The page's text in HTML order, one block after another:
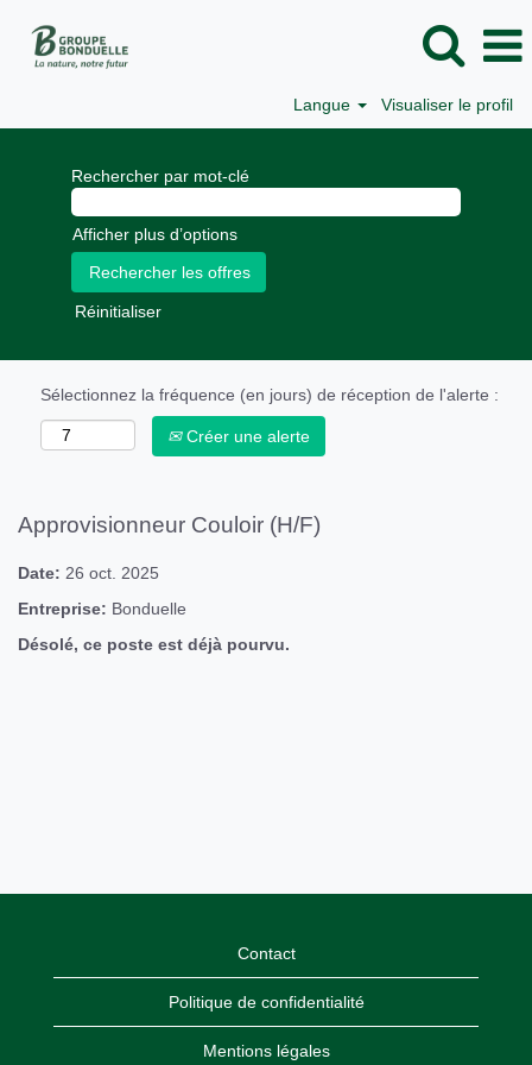
Langue Visualiser le profil
Rechercher par mot-clé
Afficher plus d’options
Réinitialiser
Sélectionnez la fréquence (en jours) de réception de l'alerte :
Créer une alerte
Approvisionneur Couloir (H/F)
Date: 26 oct. 2025
Entreprise: Bonduelle
Désolé, ce poste est déjà pourvu.
Contact
Politique de confidentialité
Mentions légales